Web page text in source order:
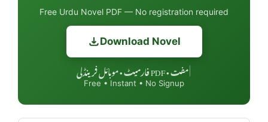
Free Urdu Novel PDF — No registration required
Download Novel
مفت • PDF فارمیٹ • موبائل فرینڈلی
Free • Instant • No Signup